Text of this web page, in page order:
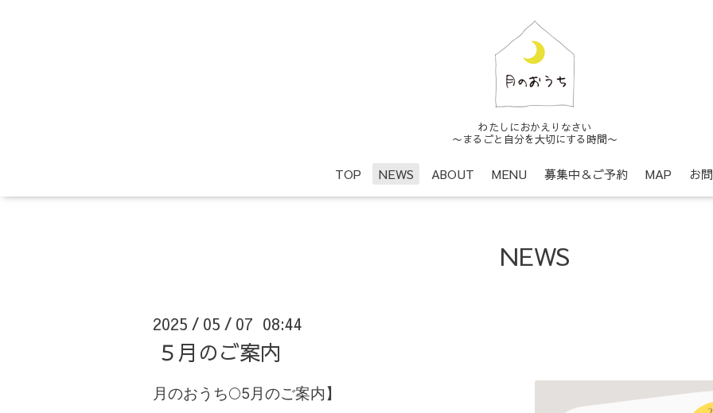
わたしにおかえりなさい
〜まるごと自分を大切にする時間〜
TOP NEWS ABOUT MENU 募集中＆ご予約 MAP お
NEWS
2025 / 05 / 07 08:44
５月のご案内
月のおうち🌕️5月のご案内】